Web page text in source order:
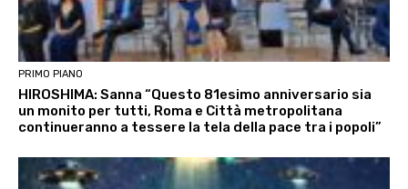
PRIMO PIANO
HIROSHIMA: Sanna “Questo 81esimo anniversario sia
un monito per tutti, Roma e Città metropolitana
continueranno a tessere la tela della pace tra i popoli”